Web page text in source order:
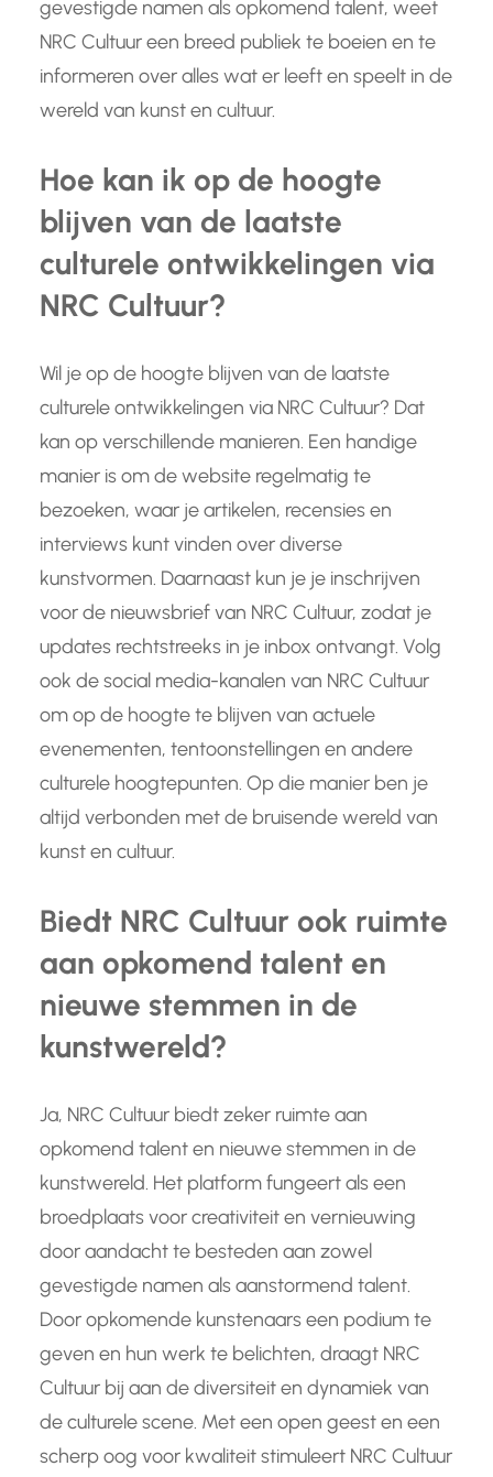
gevestigde namen als opkomend talent, weet
NRC Cultuur een breed publiek te boeien en te
informeren over alles wat er leeft en speelt in de
wereld van kunst en cultuur.
Hoe kan ik op de hoogte
blijven van de laatste
culturele ontwikkelingen via
NRC Cultuur?
Wil je op de hoogte blijven van de laatste
culturele ontwikkelingen via NRC Cultuur? Dat
kan op verschillende manieren. Een handige
manier is om de website regelmatig te
bezoeken, waar je artikelen, recensies en
interviews kunt vinden over diverse
kunstvormen. Daarnaast kun je je inschrijven
voor de nieuwsbrief van NRC Cultuur, zodat je
updates rechtstreeks in je inbox ontvangt. Volg
ook de social media-kanalen van NRC Cultuur
om op de hoogte te blijven van actuele
evenementen, tentoonstellingen en andere
culturele hoogtepunten. Op die manier ben je
altijd verbonden met de bruisende wereld van
kunst en cultuur.
Biedt NRC Cultuur ook ruimte
aan opkomend talent en
nieuwe stemmen in de
kunstwereld?
Ja, NRC Cultuur biedt zeker ruimte aan
opkomend talent en nieuwe stemmen in de
kunstwereld. Het platform fungeert als een
broedplaats voor creativiteit en vernieuwing
door aandacht te besteden aan zowel
gevestigde namen als aanstormend talent.
Door opkomende kunstenaars een podium te
geven en hun werk te belichten, draagt NRC
Cultuur bij aan de diversiteit en dynamiek van
de culturele scene. Met een open geest en een
scherp oog voor kwaliteit stimuleert NRC Cultuur